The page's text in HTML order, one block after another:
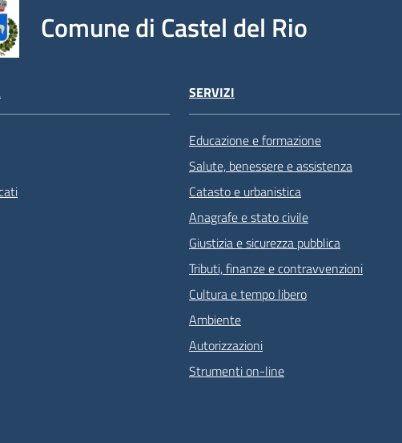
Comune di Castel del Rio
SERVIZI
Educazione e formazione
Salute, benessere e assistenza
Catasto e urbanistica
Anagrafe e stato civile
Giustizia e sicurezza pubblica
Tributi, finanze e contravvenzioni
Cultura e tempo libero
Ambiente
Autorizzazioni
Strumenti on-line